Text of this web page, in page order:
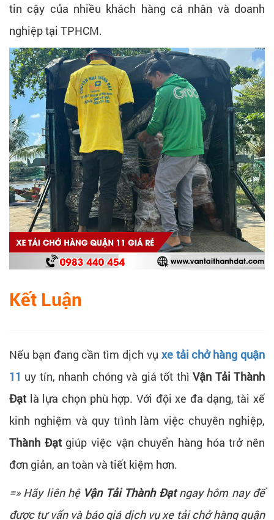
tin cậy của nhiều khách hàng cá nhân và doanh
nghiệp tại TPHCM.
Kết Luận
Nếu bạn đang cần tìm dịch vụ xe tải chở hàng quận
11 uy tín, nhanh chóng và giá tốt thìVận Tải Thành
Đạt là lựa chọn phù hợp. Với đội xe đa dạng, tài xế
kinh nghiệm và quy trình làm việc chuyên nghiệp,
Thành Đạtgiúp việc vận chuyển hàng hóa trở nên
đơn giản, an toàn và tiết kiệm hơn.
=» Hãy liên hệ Vận Tải Thành Đạtngay hôm nay để
được tư vấn và báo giá dịch vụ xe tải chở hàng quận